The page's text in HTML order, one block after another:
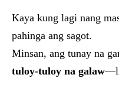
Kaya kung lagi nang
pahinga ang sagot.
Minsan, ang tunay na
tuloy-tuloy na galaw